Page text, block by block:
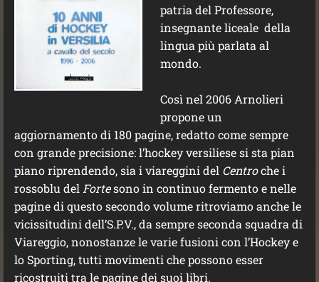
patria del Professore,
insegnante liceale della
lingua più parlata al
mondo.
Così nel 2006 Arnolieri
propone un
aggiornamento di 180 pagine, redatto come sempre
con grande precisione: l’hockey versiliese si sta pian
piano riprendendo, sia i viareggini del Centroche i
rossoblu del Fortesono in continuo fermento e nelle
pagine di questo secondo volume ritroviamo anche le
vicissitudini dell’S.P.V., da sempre seconda squadra di
Viareggio, nonostanze le varie fusioni con l’Hockey e
lo Sporting, tutti movimenti che possono esser
ricostruiti tra le pagine dei suoi libri.